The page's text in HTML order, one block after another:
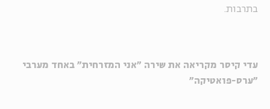
בתרבות.
עדי קיסר מקריאה את שירה "אני המזרחית" באחד מערבי
"ערס-פואטיקה"